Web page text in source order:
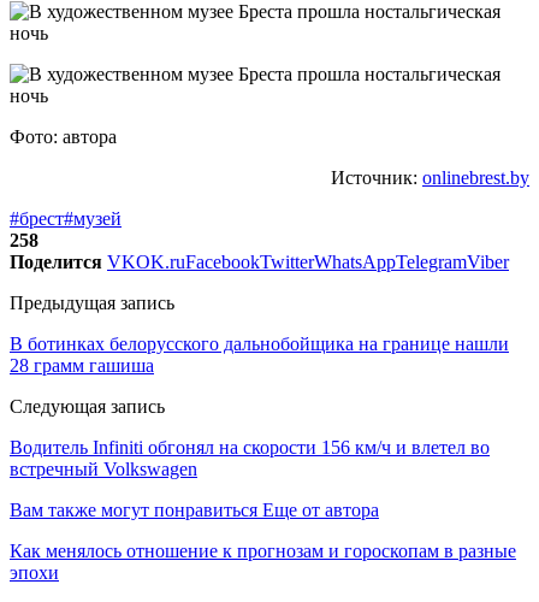
Фото: автора
Источник: onlinebrest.by
#брест#музей
258
Поделится VKOK.ruFacebookTwitterWhatsAppTelegramViber
Предыдущая запись
В ботинках белорусского дальнобойщика на границе нашли
28 грамм гашиша
Следующая запись
Водитель Infiniti обгонял на скорости 156 км/ч и влетел во
встречный Volkswagen
Вам также могут понравиться Еще от автора
Как менялось отношение к прогнозам и гороскопам в разные
эпохи